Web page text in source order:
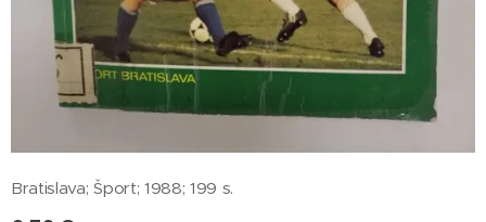
Bratislava; Šport; 1988; 199 s.